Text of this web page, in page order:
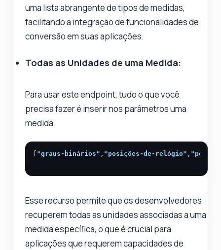
uma lista abrangente de tipos de medidas,
facilitando a integração de funcionalidades de
conversão em suas aplicações.
Todas as Unidades de uma Medida:
Para usar este endpoint, tudo o que você
precisa fazer é inserir nos parâmetros uma
medida.
"graus-binários" , "posições-de-relógio" ,
Esse recurso permite que os desenvolvedores
recuperem todas as unidades associadas a uma
medida específica, o que é crucial para
aplicações que requerem capacidades de